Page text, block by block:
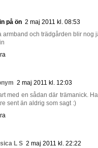
på ön 2 maj 2011 kl. 08:53
armband och trädgården blir nog
2 maj 2011 kl. 12:03
med en sådan där trämanick.
sent än aldrig som sagt :)
L S 2 maj 2011 kl. 22:22